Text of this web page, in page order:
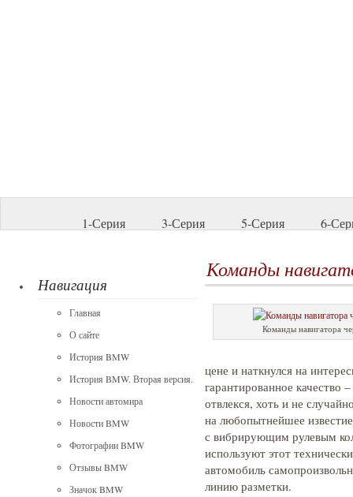
1-Серия 3-Серия 5-Серия 6-
Навигация
Главная
О сайте
История BMW
История BMW. Вторая версия.
Новости автомира
Новости BMW
Фотографии BMW
Отзывы BMW
Значок BMW
Команды
Команды навигатора
цене и наткнулся на
гарантированное качество
отвлекся, хоть и не
на любопытнейшее
с вибрирующим рулевым
используют этот
автомобиль
линию разметки.